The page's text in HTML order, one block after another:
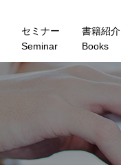
セミナー
Seminar
書籍紹介
Books